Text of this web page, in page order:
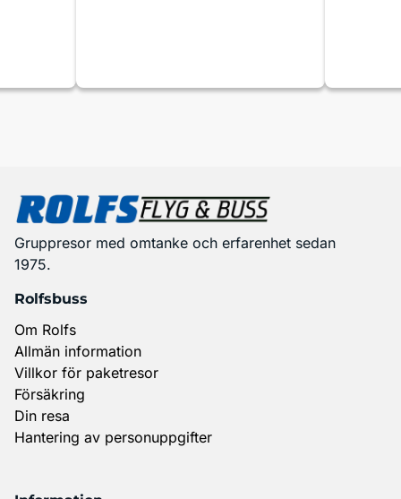
Gruppresor med omtanke och erfarenhet sedan
1975.
Rolfsbuss
Om Rolfs
Allmän information
Villkor för paketresor
Försäkring
Din resa
Hantering av personuppgifter